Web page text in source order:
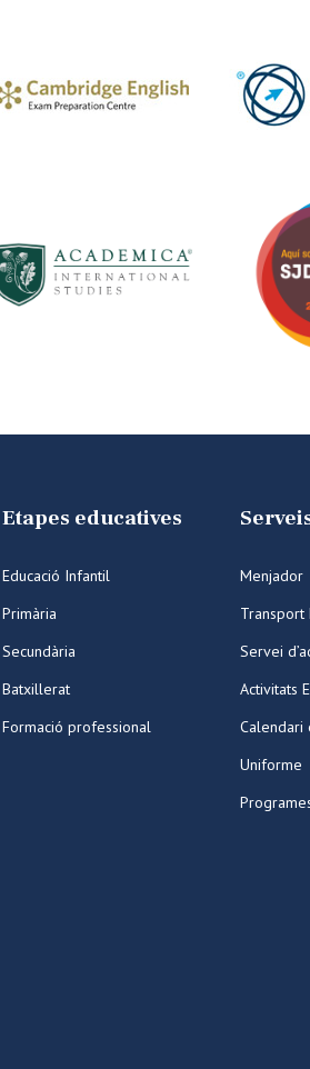
Etapes educatives
Educació Infantil
Primària
Secundària
Batxillerat
Formació professional
Menjador
Transport
Servei
Activitats
Calendari
Uniforme